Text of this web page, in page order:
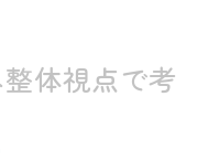
体が選ばれる理由
体視点で考